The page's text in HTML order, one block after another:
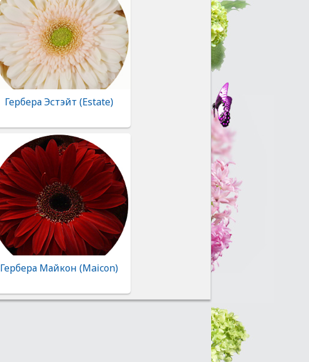
Гербера Эстэйт (Estate)
Гербера Майкон (Maicon)